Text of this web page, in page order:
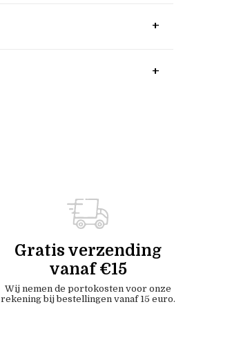
Gratis verzending
vanaf €15
Wij nemen de portokosten voor onze
rekening bij bestellingen vanaf 15 euro.